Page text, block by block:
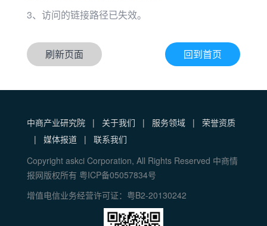
3、访问的链接路径已失效。
刷新页面 回到首页
中商产业研究院 | 关于我们 | 服务领域 |
荣誉资质
|
媒体报道 |
联系我们
Copyright askci Corporation, All Rights Reserved 中商情
报网版权所有 粤ICP备05057834号
增值电信业务经营许可证：粤B2-20130242